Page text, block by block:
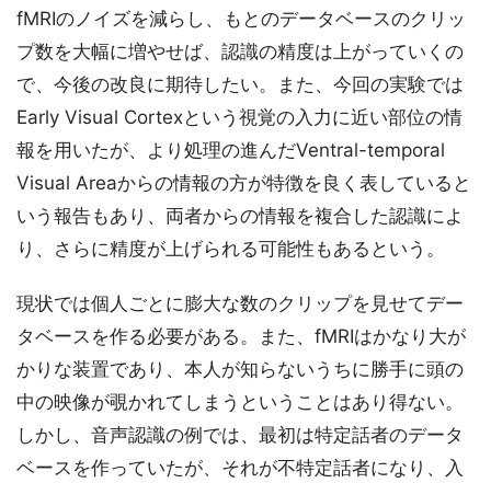
fMRIのノイズを減らし、もとのデータベースのクリッ
プ数を大幅に増やせば、認識の精度は上がっていくの
で、今後の改良に期待したい。また、今回の実験では
Early Visual Cortexという視覚の入力に近い部位の情
報を用いたが、より処理の進んだVentral-temporal
Visual Areaからの情報の方が特徴を良く表していると
いう報告もあり、両者からの情報を複合した認識によ
り、さらに精度が上げられる可能性もあるという。
現状では個人ごとに膨大な数のクリップを見せてデー
タベースを作る必要がある。また、fMRIはかなり大が
かりな装置であり、本人が知らないうちに勝手に頭の
中の映像が覗かれてしまうということはあり得ない。
しかし、音声認識の例では、最初は特定話者のデータ
ベースを作っていたが、それが不特定話者になり、入